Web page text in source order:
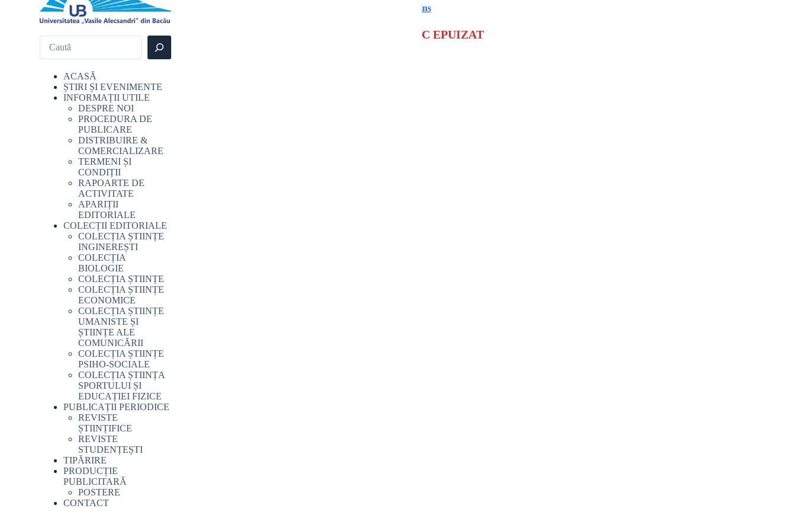
Cuprins
STOC EPUIZAT
ACASĂ
ȘTIRI ȘI EVENIMENTE
INFORMAȚII UTILE
DESPRE NOI
PROCEDURA DE
PUBLICARE
DISTRIBUIRE &
COMERCIALIZARE
TERMENI ȘI
CONDIȚII
RAPOARTE DE
ACTIVITATE
APARIȚII
EDITORIALE
COLECȚII EDITORIALE
COLECȚIA ȘTIINȚE
INGINEREȘTI
COLECȚIA
BIOLOGIE
COLECȚIA ȘTIINȚE
COLECȚIA ȘTIINȚE
ECONOMICE
COLECȚIA ȘTIINȚE
UMANISTE ȘI
ȘTIINȚE ALE
COMUNICĂRII
COLECȚIA ȘTIINȚE
PSIHO-SOCIALE
COLECȚIA ȘTIINȚA
SPORTULUI ȘI
EDUCAȚIEI FIZICE
PUBLICAȚII PERIODICE
REVISTE
ȘTIINȚIFICE
REVISTE
STUDENȚEȘTI
TIPĂRIRE
PRODUCȚIE
PUBLICITARĂ
POSTERE
CONTACT